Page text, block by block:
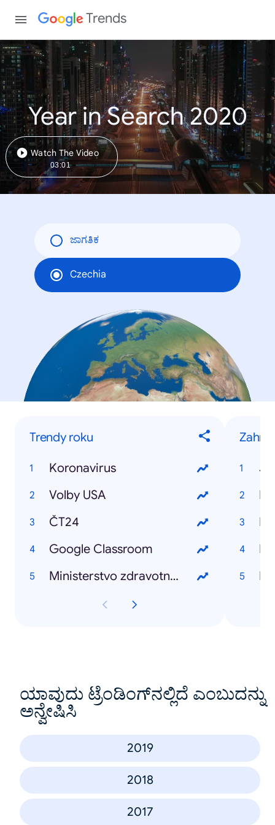
Trends
Year in Search 2020
Watch The Video
03:01
ಜಾಗತಿಕ
Czechia
Trendy roku
Koronavirus
Volby USA
ČT24
Google Classroom
Ministerstvo zdravotnictví
ಯಾವುದು ಟ್ರೆಂಡಿಂಗ್‌ನಲ್ಲಿದೆ ಎಂಬುದನ್ನು
ಅನ್ವೇಷಿಸಿ
2019
2018
2017